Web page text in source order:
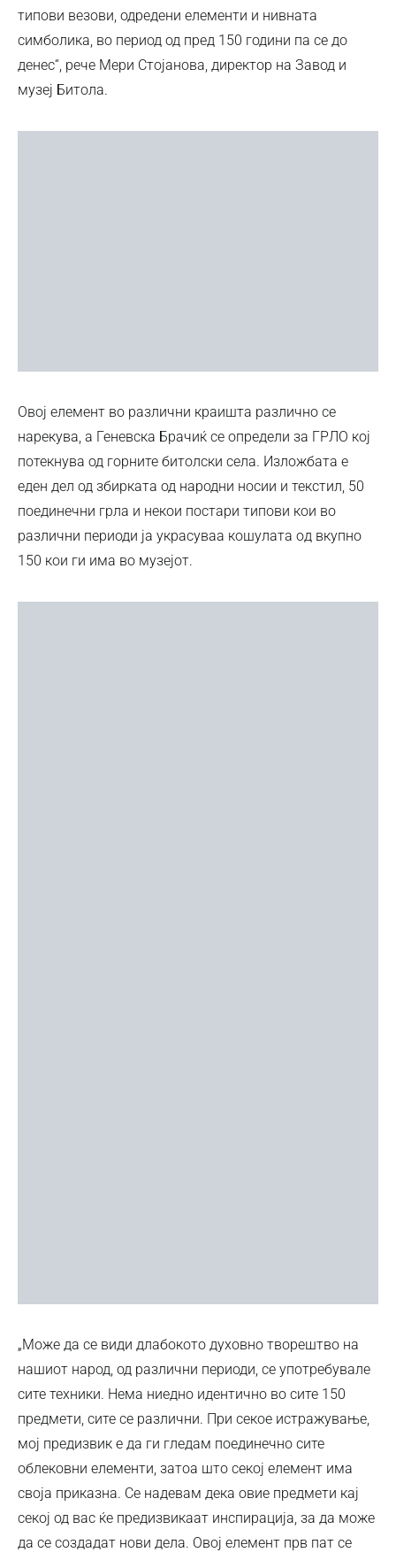
типови везови, одредени елементи и нивната
симболика, во период од пред 150 години па се до
денес“, рече Мери Стојанова, директор на Завод и
музеј Битола.
Овој елемент во различни краишта различно се
нарекува, а Геневска Брачиќ се определи за ГРЛО кој
потекнува од горните битолски села. Изложбата е
еден дел од збирката од народни носии и текстил, 50
поединечни грла и некои постари типови кои во
различни периоди ја украсуваа кошулата oд вкупно
150 кои ги има во музејот.
„Може да се види длабокото духовно творештво на
нашиот народ, од различни периоди, се употребувале
сите техники. Нема ниедно идентично во сите 150
предмети, сите се различни. При секое истражување,
мој предизвик е да ги гледам поединечно сите
облековни елементи, затоа што секој елемент има
своја приказна. Се надевам дека овие предмети кај
секој од вас ќе предизвикаат инспирација, за да може
да се создадат нови дела. Овој елемент прв пат се